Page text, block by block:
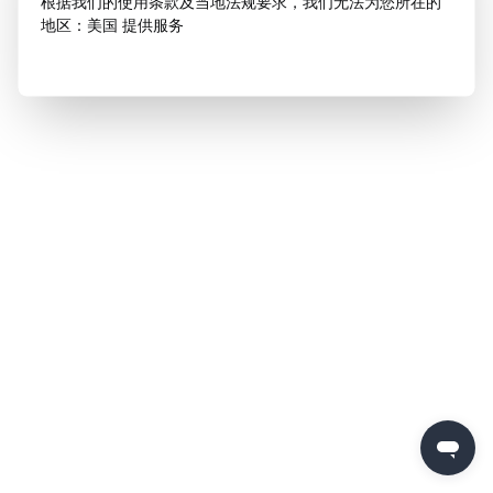
地区：美国 提供服务